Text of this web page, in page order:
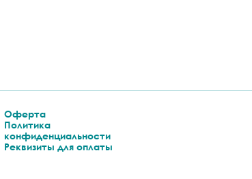
Оферта
Политика
конфиденциальности
Реквизиты для оплаты